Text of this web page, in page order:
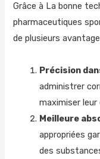
Grâce à La bonne
pharmaceutiques
de plusieurs
Précision
administrer
maximiser leur
Meilleure
appropriées
des